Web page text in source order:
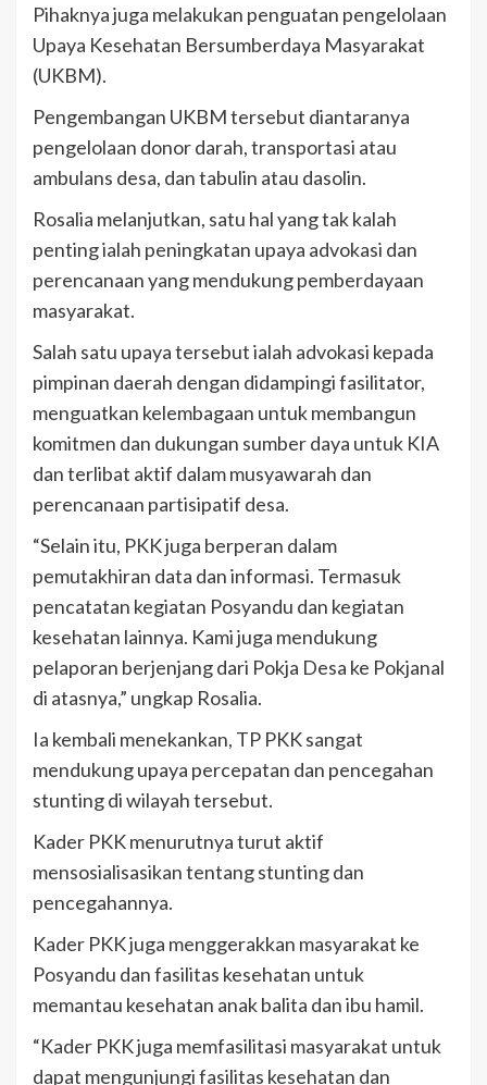
Pihaknya juga melakukan penguatan pengelolaan
Upaya Kesehatan Bersumberdaya Masyarakat
(UKBM).
Pengembangan UKBM tersebut diantaranya
pengelolaan donor darah, transportasi atau
ambulans desa, dan tabulin atau dasolin.
Rosalia melanjutkan, satu hal yang tak kalah
penting ialah peningkatan upaya advokasi dan
perencanaan yang mendukung pemberdayaan
masyarakat.
Salah satu upaya tersebut ialah advokasi kepada
pimpinan daerah dengan didampingi fasilitator,
menguatkan kelembagaan untuk membangun
komitmen dan dukungan sumber daya untuk KIA
dan terlibat aktif dalam musyawarah dan
perencanaan partisipatif desa.
“Selain itu, PKK juga berperan dalam
pemutakhiran data dan informasi. Termasuk
pencatatan kegiatan Posyandu dan kegiatan
kesehatan lainnya. Kami juga mendukung
pelaporan berjenjang dari Pokja Desa ke Pokjanal
di atasnya,” ungkap Rosalia.
Ia kembali menekankan, TP PKK sangat
mendukung upaya percepatan dan pencegahan
stunting di wilayah tersebut.
Kader PKK menurutnya turut aktif
mensosialisasikan tentang stunting dan
pencegahannya.
Kader PKK juga menggerakkan masyarakat ke
Posyandu dan fasilitas kesehatan untuk
memantau kesehatan anak balita dan ibu hamil.
“Kader PKK juga memfasilitasi masyarakat untuk
dapat mengunjungi fasilitas kesehatan dan